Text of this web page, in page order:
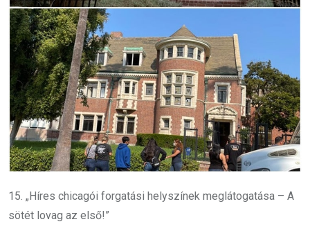
15. „Híres chicagói forgatási helyszínek meglátogatása – A
sötét lovag az első!”